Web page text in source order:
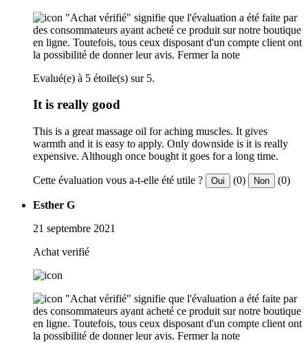
"Achat vérifié" signifie que l'évaluation a été faite par
des consommateurs ayant acheté ce produit sur notre boutique
en ligne. Toutefois, tous ceux disposant d'un compte client ont
la possibilité de donner leur avis. Fermer la note
Evalué(e) à 5 étoile(s) sur 5.
It is really good
This is a great massage oil for aching muscles. It gives
warmth and it is easy to apply. Only downside is it is really
expensive. Although once bought it goes for a long time.
Cette évaluation vous a-t-elle été utile ? Oui (0) Non (0)
Esther G
21 septembre 2021
Achat verifié
"Achat vérifié" signifie que l'évaluation a été faite par
des consommateurs ayant acheté ce produit sur notre boutique
en ligne. Toutefois, tous ceux disposant d'un compte client ont
la possibilité de donner leur avis. Fermer la note